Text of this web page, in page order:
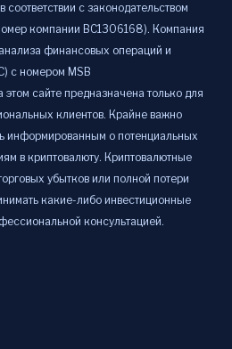
соответствии с законодательством
компании BC1306168). Компания
финансовых операций и
с номером MSB
сайте предназначена только для
клиентов. Крайне важно
информированным о потенциальных
в криптовалюту. Криптовалютные
убытков или полной потери
какие-либо инвестиционные
консультацией.